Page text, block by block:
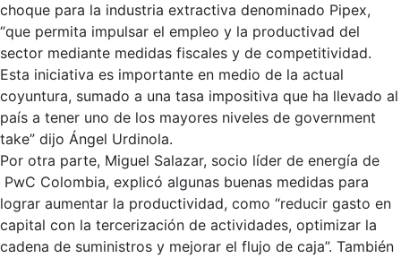
choque para la industria extractiva denominado Pipex,
“que permita impulsar el empleo y la productivad del
sector mediante medidas fiscales y de competitividad.
Esta iniciativa es importante en medio de la actual
coyuntura, sumado a una tasa impositiva que ha llevado al
país a tener uno de los mayores niveles de government
take” dijo Ángel Urdinola.
Por otra parte, Miguel Salazar, socio líder de energía de
PwC Colombia, explicó algunas buenas medidas para
lograr aumentar la productividad, como “reducir gasto en
capital con la tercerización de actividades, optimizar la
cadena de suministros y mejorar el flujo de caja”. También